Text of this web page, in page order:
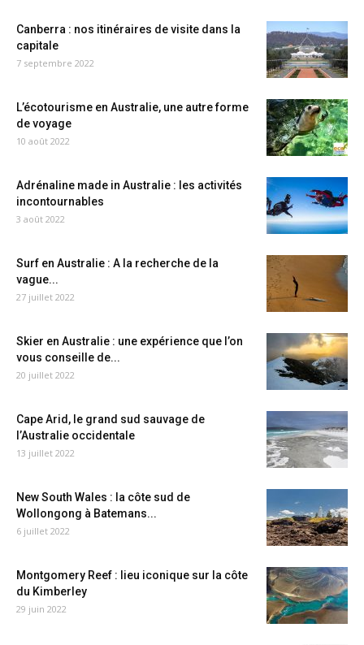
Canberra : nos itinéraires de visite dans la
capitale
7 septembre 2022
L’écotourisme en Australie, une autre forme
de voyage
10 août 2022
Adrénaline made in Australie : les activités
incontournables
3 août 2022
Surf en Australie : A la recherche de la
vague...
27 juillet 2022
Skier en Australie : une expérience que l’on
vous conseille de...
20 juillet 2022
Cape Arid, le grand sud sauvage de
l’Australie occidentale
13 juillet 2022
New South Wales : la côte sud de
Wollongong à Batemans...
6 juillet 2022
Montgomery Reef : lieu iconique sur la côte
du Kimberley
29 juin 2022